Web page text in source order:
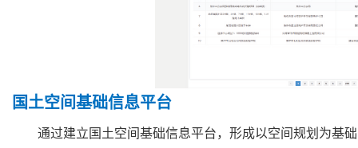
国土空间基础信息平台
通过建立国土空间基础信息平台，形成以空间规划为基